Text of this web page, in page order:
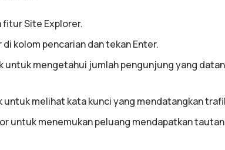
fitur Site Explorer.
kolom pencarian dan tekan Enter.
untuk mengetahui jumlah pengunjung yang
untuk melihat kata kunci yang mendatangkan
untuk menemukan peluang mendapatkan